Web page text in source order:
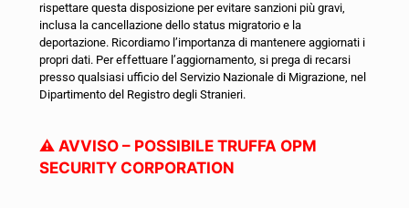
rispettare questa disposizione per evitare sanzioni più gravi,
inclusa la cancellazione dello status migratorio e la
deportazione. Ricordiamo l’importanza di mantenere aggiornati i
propri dati. Per effettuare l’aggiornamento, si prega di recarsi
presso qualsiasi ufficio del Servizio Nazionale di Migrazione, nel
Dipartimento del Registro degli Stranieri.
⚠️ AVVISO – POSSIBILE TRUFFA OPM
SECURITY CORPORATION